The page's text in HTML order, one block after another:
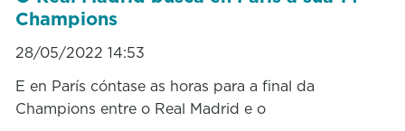
Champions
28/05/2022 14:53
E en París cóntase as horas para a final da
Champions entre o Real Madrid e o